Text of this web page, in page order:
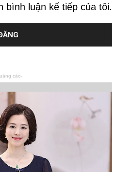
bình luận kế tiếp của tôi.
cáo-